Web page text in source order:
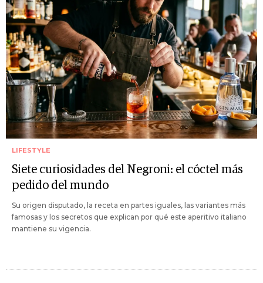
LIFESTYLE
Siete curiosidades del Negroni: el cóctel más
pedido del mundo
Su origen disputado, la receta en partes iguales, las variantes más
famosas y los secretos que explican por qué este aperitivo italiano
mantiene su vigencia.